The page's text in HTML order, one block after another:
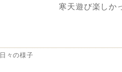
寒天遊び楽しか
カ
日々の様子